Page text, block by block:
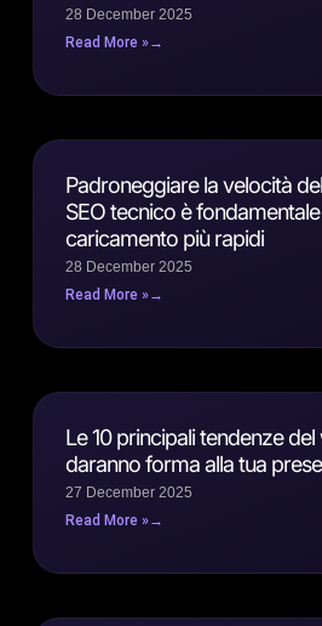
28 December 2025
Read More »
Padroneggiare la velocità
SEO tecnico è
caricamento più rapidi
28 December 2025
Read More »
Le 10 principali tendenze
daranno forma alla tua
27 December 2025
Read More »